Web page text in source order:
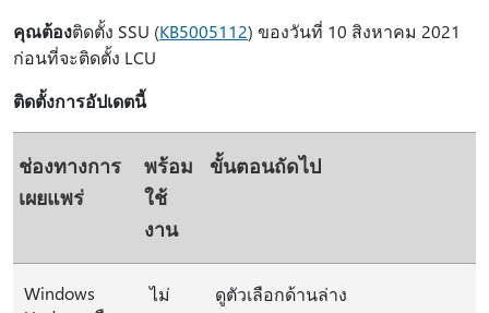
คุณต้องติดตั้ง SSU (KB5005112) ของวันที่ 10 สิงหาคม 2021
ก่อนที่จะติดตั้ง LCU
ติดตั้งการอัปเดตนี้
ช่องทางการ
เผยแพร่
พร้อม
ใช้
งาน
ขั้นตอนถัดไป
Windows
ไม่ ดูตัวเลือกด้านล่าง